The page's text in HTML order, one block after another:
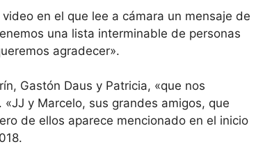
en el que lee a cámara un mensaje de
una lista interminable de personas
agradecer».
Gastón Daus y Patricia, «que nos
y Marcelo, sus grandes amigos, que
de ellos aparece mencionado en el inicio